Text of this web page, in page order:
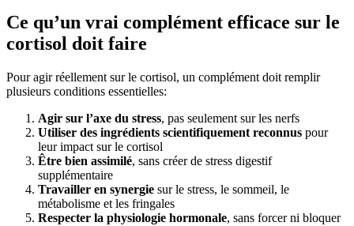
Ce qu’un vrai complément efficace sur le
cortisol doit faire
Pour agir réellement sur le cortisol, un complément doit remplir
plusieurs conditions essentielles:
Agir sur l’axe du stress, pas seulement sur les nerfs
Utiliser des ingrédients scientifiquement reconnus pour
leur impact sur le cortisol
Être bien assimilé, sans créer de stress digestif
supplémentaire
Travailler en synergie sur le stress, le sommeil, le
métabolisme et les fringales
Respecter la physiologie hormonale, sans forcer ni bloquer